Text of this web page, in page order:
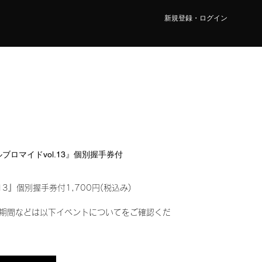
新規登録・ログイン
ロマイドvol.13』個別握手券付
』個別握手券付1,700円(税込み)
間などは以下イベントについてをご確認くだ